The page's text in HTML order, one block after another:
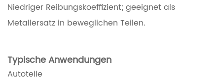
Niedriger Reibungskoeffizient; geeignet als
Metallersatz in beweglichen Teilen.
Typische Anwendungen
Autoteile